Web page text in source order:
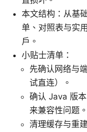
本文结构：从基
单、对照表与实
户。
小贴士清单：
先确认网络与
试直连）。
确认 Java 版
来兼容性问题。
清理缓存与重